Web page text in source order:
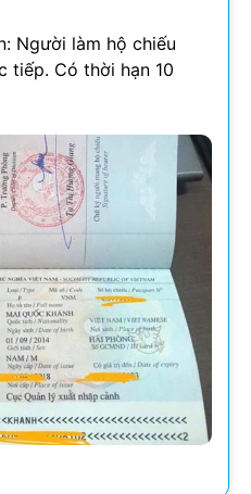
Người làm hộ chiếu
tiếp. Có thời hạn 10